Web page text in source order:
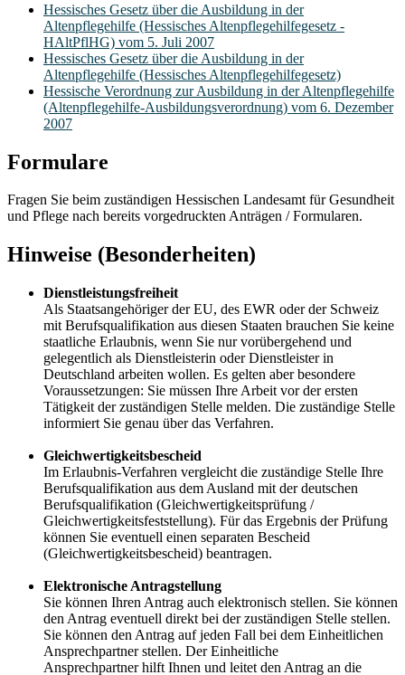
Hessisches Gesetz über die Ausbildung in der
Altenpflegehilfe (Hessisches Altenpflegehilfegesetz -
HAltPflHG) vom 5. Juli 2007
Hessisches Gesetz über die Ausbildung in der
Altenpflegehilfe (Hessisches Altenpflegehilfegesetz)
Hessische Verordnung zur Ausbildung in der Altenpflegehilfe
(Altenpflegehilfe-Ausbildungsverordnung) vom 6. Dezember
2007
Formulare
Fragen Sie beim zuständigen Hessischen Landesamt für Gesundheit
und Pflege nach bereits vorgedruckten Anträgen / Formularen.
Hinweise (Besonderheiten)
Dienstleistungsfreiheit
Als Staatsangehöriger der EU, des EWR oder der Schweiz
mit Berufsqualifikation aus diesen Staaten brauchen Sie keine
staatliche Erlaubnis, wenn Sie nur vorübergehend und
gelegentlich als Dienstleisterin oder Dienstleister in
Deutschland arbeiten wollen. Es gelten aber besondere
Voraussetzungen: Sie müssen Ihre Arbeit vor der ersten
Tätigkeit der zuständigen Stelle melden. Die zuständige Stelle
informiert Sie genau über das Verfahren.
Gleichwertigkeitsbescheid
Im Erlaubnis-Verfahren vergleicht die zuständige Stelle Ihre
Berufsqualifikation aus dem Ausland mit der deutschen
Berufsqualifikation (Gleichwertigkeitsprüfung /
Gleichwertigkeitsfeststellung). Für das Ergebnis der Prüfung
können Sie eventuell einen separaten Bescheid
(Gleichwertigkeitsbescheid) beantragen.
Elektronische Antragstellung
Sie können Ihren Antrag auch elektronisch stellen. Sie können
den Antrag eventuell direkt bei der zuständigen Stelle stellen.
Sie können den Antrag auf jeden Fall bei dem Einheitlichen
Ansprechpartner stellen. Der Einheitliche
Ansprechpartner hilft Ihnen und leitet den Antrag an die